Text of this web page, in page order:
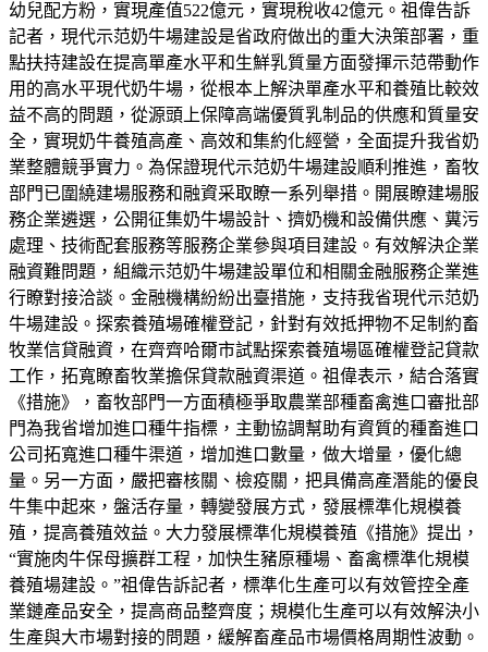
幼兒配方粉，實現產值522億元，實現稅收42億元。祖偉告訴
記者，現代示范奶牛場建設是省政府做出的重大決策部署，重
點扶持建設在提高單產水平和生鮮乳質量方面發揮示范帶動作
用的高水平現代奶牛場，從根本上解決單產水平和養殖比較效
益不高的問題，從源頭上保障高端優質乳制品的供應和質量安
全，實現奶牛養殖高產、高效和集約化經營，全面提升我省奶
業整體競爭實力。為保證現代示范奶牛場建設順利推進，畜牧
部門已圍繞建場服務和融資采取瞭一系列舉措。開展瞭建場服
務企業遴選，公開征集奶牛場設計、擠奶機和設備供應、糞污
處理、技術配套服務等服務企業參與項目建設。有效解決企業
融資難問題，組織示范奶牛場建設單位和相關金融服務企業進
行瞭對接洽談。金融機構紛紛出臺措施，支持我省現代示范奶
牛場建設。探索養殖場確權登記，針對有效抵押物不足制約畜
牧業信貸融資，在齊齊哈爾市試點探索養殖場區確權登記貸款
工作，拓寬瞭畜牧業擔保貸款融資渠道。祖偉表示，結合落實
《措施》，畜牧部門一方面積極爭取農業部種畜禽進口審批部
門為我省增加進口種牛指標，主動協調幫助有資質的種畜進口
公司拓寬進口種牛渠道，增加進口數量，做大增量，優化總
量。另一方面，嚴把審核關、檢疫關，把具備高產潛能的優良
牛集中起來，盤活存量，轉變發展方式，發展標準化規模養
殖，提高養殖效益。大力發展標準化規模養殖《措施》提出，
“實施肉牛保母擴群工程，加快生豬原種場、畜禽標準化規模
養殖場建設。”祖偉告訴記者，標準化生產可以有效管控全產
業鏈產品安全，提高商品整齊度；規模化生產可以有效解決小
生產與大市場對接的問題，緩解畜產品市場價格周期性波動。